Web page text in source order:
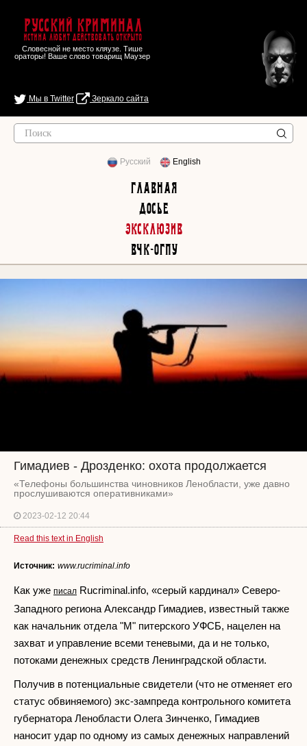
Русский Криминал
Истина любит действовать открыто
Словесной не место кляузе. Тише
ораторы! Ваше слово товарищ Маузер
Мы в Twitter Зеркало сайта
Русский English
Главная
Досье
Эксклюзив
ВЧК-ОГПУ
Гимадиев - Дрозденко: охота продолжается
«Телефоны большинства чиновников Ленобласти, уже давно
прослушиваются оперативниками»
2023-02-12 20:44
Read this text in English
Источник: www.rucriminal.info
Как уже писал Rucriminal.info, «серый кардинал» Северо-
Западного региона Александр Гимадиев, известный также
как начальник отдела "М" питерского УФСБ, нацелен на
захват и управление всеми теневыми, да и не только,
потоками денежных средств Ленинградской области.
Получив в потенциальные свидетели (что не отменяет его
статус обвиняемого) экс-зампреда контрольного комитета
губернатора Ленобласти Олега Зинченко, Гимадиев
наносит удар по одному из самых денежных направлений